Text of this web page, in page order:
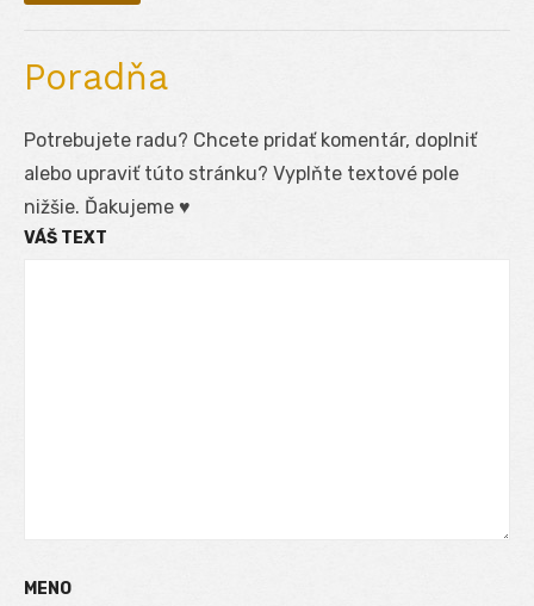
Poradňa
Potrebujete radu? Chcete pridať komentár, doplniť
alebo upraviť túto stránku? Vyplňte textové pole
nižšie. Ďakujeme ♥
VÁŠ TEXT
MENO